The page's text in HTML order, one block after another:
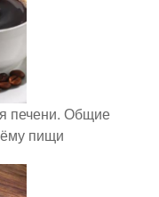
печени. Общие
пищи